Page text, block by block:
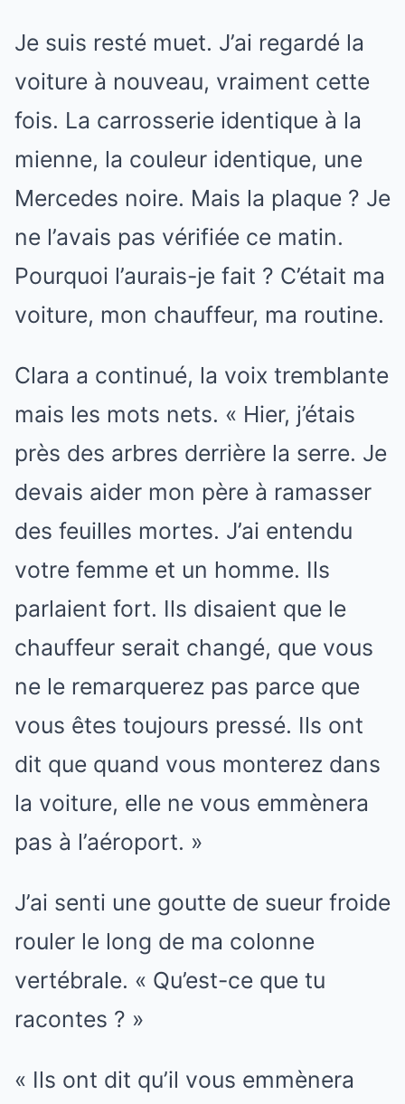
Je suis resté muet. J’ai regardé la
voiture à nouveau, vraiment cette
fois. La carrosserie identique à la
mienne, la couleur identique, une
Mercedes noire. Mais la plaque ? Je
ne l’avais pas vérifiée ce matin.
Pourquoi l’aurais-je fait ? C’était ma
voiture, mon chauffeur, ma routine.
Clara a continué, la voix tremblante
mais les mots nets. « Hier, j’étais
près des arbres derrière la serre. Je
devais aider mon père à ramasser
des feuilles mortes. J’ai entendu
votre femme et un homme. Ils
parlaient fort. Ils disaient que le
chauffeur serait changé, que vous
ne le remarquerez pas parce que
vous êtes toujours pressé. Ils ont
dit que quand vous monterez dans
la voiture, elle ne vous emmènera
pas à l’aéroport. »
J’ai senti une goutte de sueur froide
rouler le long de ma colonne
vertébrale. « Qu’est-ce que tu
racontes ? »
« Ils ont dit qu’il vous emmènera